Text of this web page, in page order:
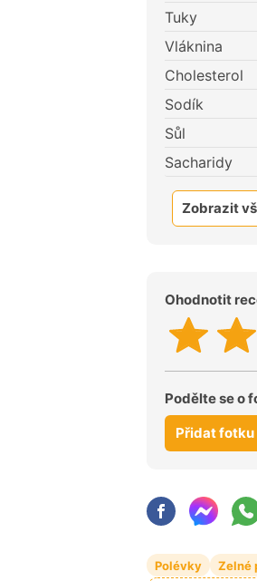
Tuky
Vláknina
Cholesterol
Sodík
Sůl
Sacharidy
Zobrazit
Ohodnotit
Podělte se o
Přidat fotku
Polévky Zelné